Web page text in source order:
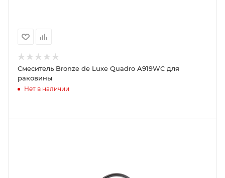
Смеситель Bronze de Luxe Quadro A919WC для
раковины
Нет в наличии